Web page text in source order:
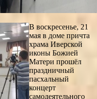
В воскресенье, 21
мая в доме причта
храма Иверской
иконы Божией
Матери прошёл
праздничный
пасхальный
концерт
самодеятельного